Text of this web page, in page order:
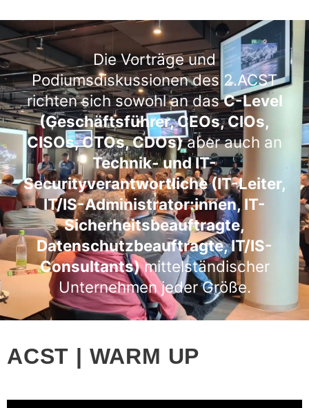
Die Vorträge und
Podiumsdiskussionen des 2.ACST
richten sich sowohl an dasC-Level
(Geschäftsführer, CEOs, CIOs,
CISOs, CTOs, CDOs)aber auch an
Technik- und IT-
Securityverantwortliche (IT-Leiter,
IT/IS-Administrator:innen, IT-
Sicherheitsbeauftragte,
Datenschutzbeauftragte, IT/IS-
Consultants)mittelständischer
Unternehmen jeder Größe.
ACST | WARM UP